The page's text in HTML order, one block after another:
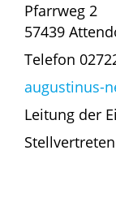
Pfarrweg 2
57439
Telefon
augustinus-
Leitung der